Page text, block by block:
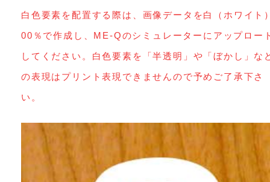
白色要素を配置する際は、画像データを白（ホワイト
00％で作成し、ME-Qのシミュレーターにアップロー
してください。白色要素を「半透明」や「ぼかし」な
の表現はプリント表現できませんので予めご了承下さ
い。